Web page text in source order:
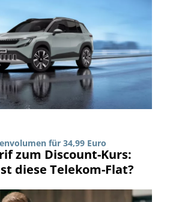
für 34,99 Euro
zum Discount-Kurs:
diese Telekom-Flat?